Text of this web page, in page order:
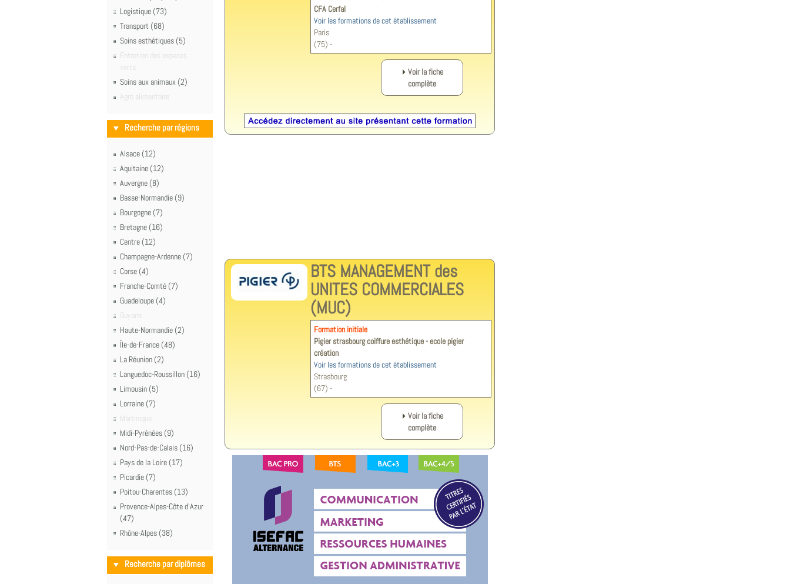
Logistique (73)
Transport (68)
Soins esthétiques (5)
Entretien des espaces
verts
Soins aux animaux (2)
Agro alimentaire
Recherche par régions
Alsace (12)
Aquitaine (12)
Auvergne (8)
Basse-Normandie (9)
Bourgogne (7)
Bretagne (16)
Centre (12)
Champagne-Ardenne (7)
Corse (4)
Franche-Comté (7)
Guadeloupe (4)
Guyane
Haute-Normandie (2)
Île-de-France (48)
La Réunion (2)
Languedoc-Roussillon (16)
Limousin (5)
Lorraine (7)
Martinique
Midi-Pyrénées (9)
Nord-Pas-de-Calais (16)
Pays de la Loire (17)
Picardie (7)
Poitou-Charentes (13)
Provence-Alpes-Côte d'Azur
(47)
Rhône-Alpes (38)
Recherche par diplômes
CFA Cerfal
Voir les formations de cet établissement
Paris
(75) -
Voir la fiche
complète
BTS MANAGEMENT des
UNITES COMMERCIALES
(MUC)
Formation initiale
Pigier strasbourg coiffure esthétique - ecole pigier
création
Voir les formations de cet établissement
Strasbourg
(67) -
Voir la fiche
complète